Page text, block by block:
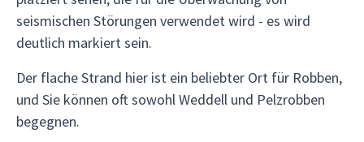
seismischen Störungen verwendet wird - es wird
deutlich markiert sein.
Der flache Strand hier ist ein beliebter Ort für Robben,
und Sie können oft sowohl Weddell und Pelzrobben
begegnen.